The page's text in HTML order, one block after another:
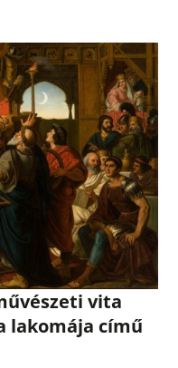
vita
lakomája című